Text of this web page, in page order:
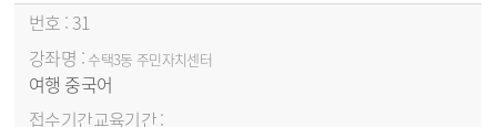
31
수택3동 주민자치센터
여행 중국어